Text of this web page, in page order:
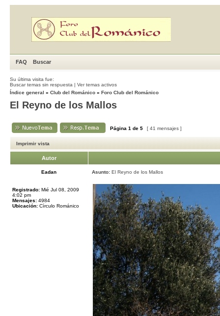
FAQ Buscar
Su última visita fue:
Buscar temas sin respuesta | Ver temas activos
Índice general » Club del Románico » Foro Club del Románico
El Reyno de los Mallos
Página 1 de 5 [ 41 mensajes ]
Imprimir vista
Autor
Eadan Asunto: El Reyno de los Mallos
Registrado: Mié Jul 08, 2009
4:02 pm
Mensajes: 4984
Ubicación: Círculo Románico